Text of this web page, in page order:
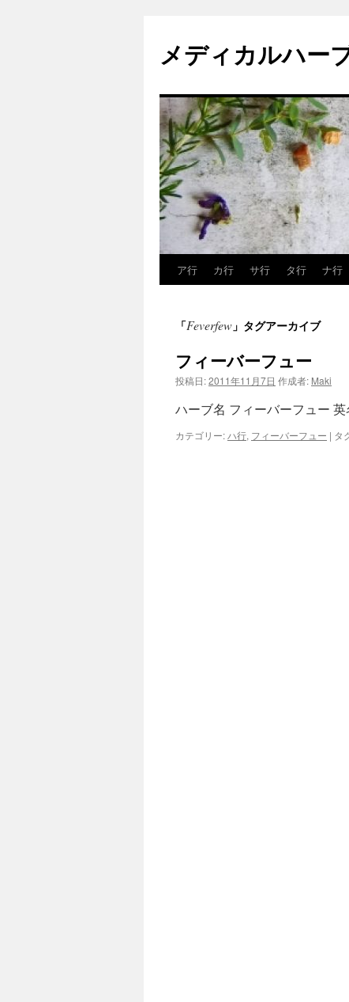
メディカルハー
ア行 カ行 サ行 タ行 ナ行
「Feverfew 」タグアーカイブ
フィーバーフュー
投稿日:2011年11月7日 作成者: Maki
ハーブ名 フィーバーフュー
カテゴリー:ハ行, フィーバーフュー | タ